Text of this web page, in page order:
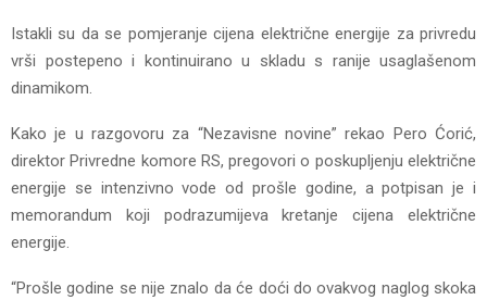
Istakli su da se pomjeranje cijena električne energije za privredu
vrši postepeno i kontinuirano u skladu s ranije usaglašenom
dinamikom.
Kako je u razgovoru za “Nezavisne novine” rekao Pero Ćorić,
direktor Privredne komore RS, pregovori o poskupljenju električne
energije se intenzivno vode od prošle godine, a potpisan je i
memorandum koji podrazumijeva kretanje cijena električne
energije.
“Prošle godine se nije znalo da će doći do ovakvog naglog skoka